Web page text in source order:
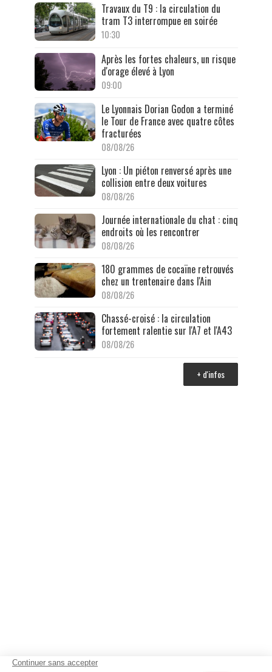
Travaux du T9 : la circulation du
tram T3 interrompue en soirée
10:30
Après les fortes chaleurs, un risque
d'orage élevé à Lyon
09:00
Le Lyonnais Dorian Godon a terminé
le Tour de France avec quatre côtes
fracturées
08/08/26
Lyon : Un piéton renversé après une
collision entre deux voitures
08/08/26
Journée internationale du chat : cinq
endroits où les rencontrer
08/08/26
180 grammes de cocaïne retrouvés
chez un trentenaire dans l'Ain
08/08/26
Chassé-croisé : la circulation
fortement ralentie sur l'A7 et l'A43
08/08/26
+ d'infos